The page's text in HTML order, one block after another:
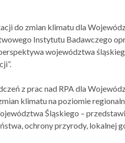
do zmian klimatu dla
Instytutu Badawczego
województwa
z prac nad RPA dla
klimatu na poziomie
Śląskiego –
ochrony przyrody, lokalnej